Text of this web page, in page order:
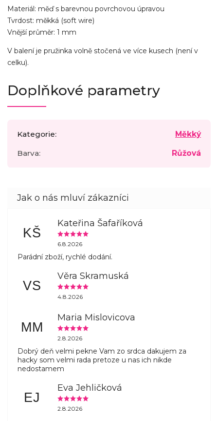
Materiál: měď s barevnou povrchovou úpravou
Tvrdost: měkká (soft wire)
Vnější průměr: 1 mm
V balení je pružinka volně stočená ve více kusech (není v
celku).
Doplňkové parametry
Kategorie: Měkký
Barva: Růžová
KŠ
Kateřina Šafaříková
6.8.2026
Parádní zboží, rychlé dodání.
VS
Věra Skramuská
4.8.2026
MM
Maria Mislovicova
2.8.2026
Dobrý deň velmi pekne Vam zo srdca dakujem za
hacky som velmi rada pretoze u nas ich nikde
nedostamem
EJ
Eva Jehličková
2.8.2026